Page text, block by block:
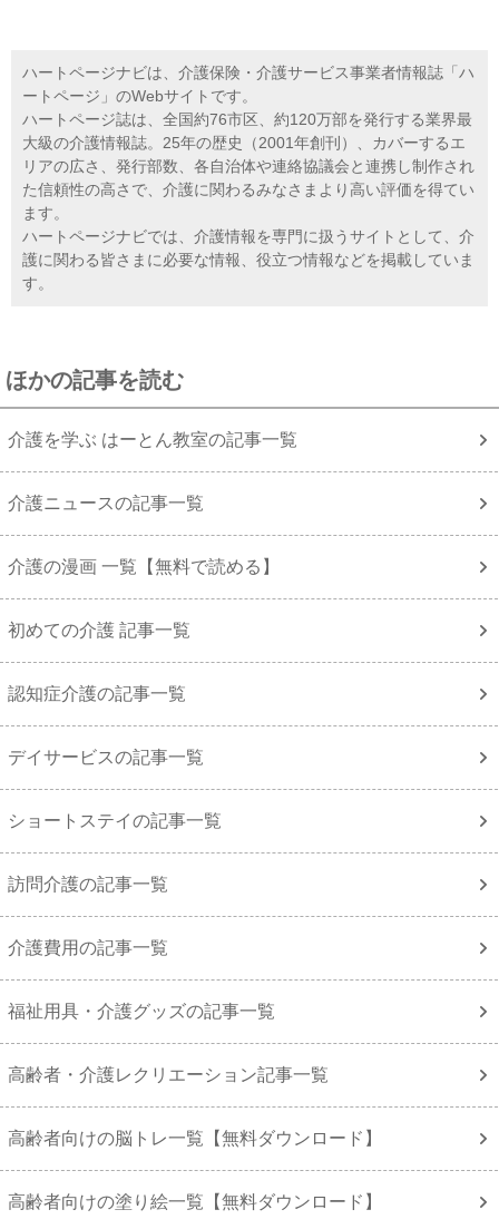
ハートページナビは、介護保険・介護サービス事業者情報誌「ハ
ートページ」のWebサイトです。
ハートページ誌は、全国約76市区、約120万部を発行する業界最
大級の介護情報誌。25年の歴史（2001年創刊）、カバーするエ
リアの広さ、発行部数、各自治体や連絡協議会と連携し制作され
た信頼性の高さで、介護に関わるみなさまより高い評価を得てい
ます。
ハートページナビでは、介護情報を専門に扱うサイトとして、介
護に関わる皆さまに必要な情報、役立つ情報などを掲載していま
す。
ほかの記事を読む
介護を学ぶ はーとん教室の記事一覧
介護ニュースの記事一覧
介護の漫画 一覧【無料で読める】
初めての介護 記事一覧
認知症介護の記事一覧
デイサービスの記事一覧
ショートステイの記事一覧
訪問介護の記事一覧
介護費用の記事一覧
福祉用具・介護グッズの記事一覧
高齢者・介護レクリエーション記事一覧
高齢者向けの脳トレ一覧【無料ダウンロード】
高齢者向けの塗り絵一覧【無料ダウンロード】